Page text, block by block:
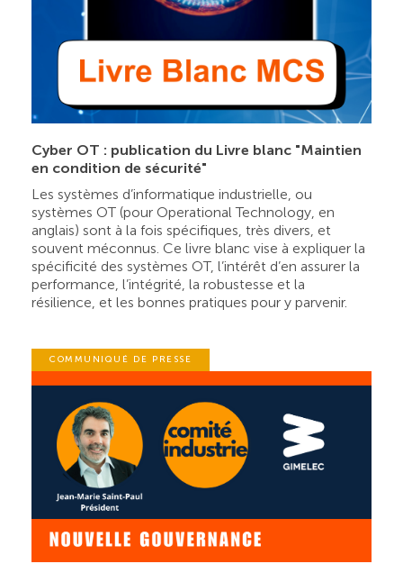
Cyber OT : publication du Livre blanc "Maintien
en condition de sécurité"
Les systèmes d’informatique industrielle, ou
systèmes OT (pour Operational Technology, en
anglais) sont à la fois spécifiques, très divers, et
souvent méconnus. Ce livre blanc vise à expliquer la
spécificité des systèmes OT, l’intérêt d’en assurer la
performance, l’intégrité, la robustesse et la
résilience, et les bonnes pratiques pour y parvenir.
COMMUNIQUÉ DE PRESSE